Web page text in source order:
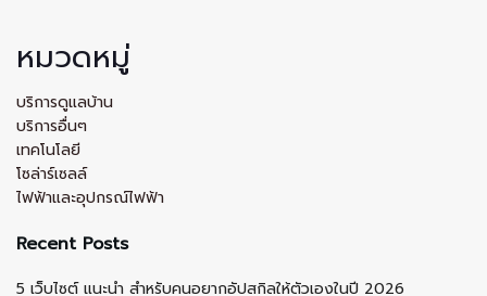
หมวดหมู่
บริการดูแลบ้าน
บริการอื่นๆ
เทคโนโลยี
โซล่าร์เซลล์
ไฟฟ้าและอุปกรณ์ไฟฟ้า
Recent Posts
5 เว็บไซต์ แนะนำ สำหรับคนอยากอัปสกิลให้ตัวเองในปี 2026